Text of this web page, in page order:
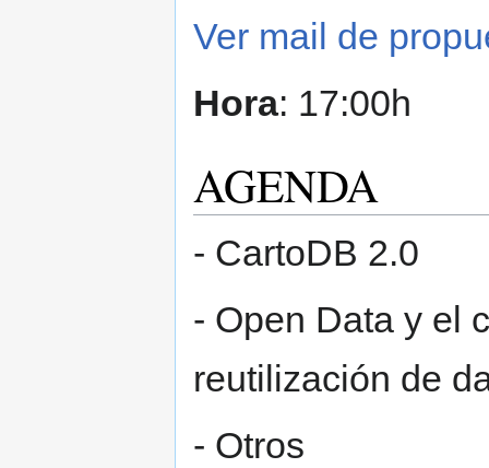
Ver mail de
Hora: 17:00h
AGENDA
- CartoDB 2.0
- Open Data y el
reutilización de
- Otros